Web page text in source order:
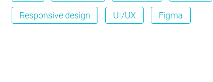
Responsive design UI/UX Figma